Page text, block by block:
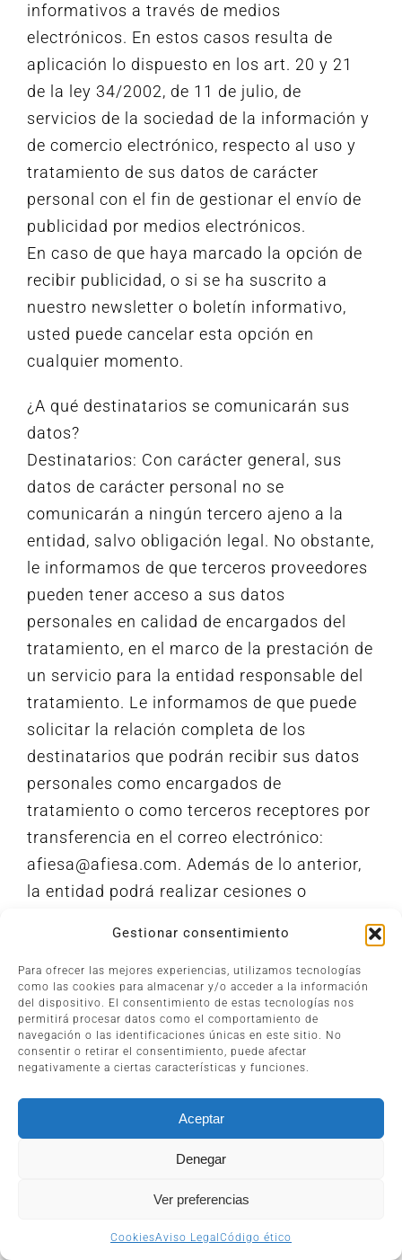
Gestionar consentimiento
Para ofrecer las mejores experiencias, utilizamos tecnologías
como las cookies para almacenar y/o acceder a la información
del dispositivo. El consentimiento de estas tecnologías nos
permitirá procesar datos como el comportamiento de
navegación o las identificaciones únicas en este sitio. No
consentir o retirar el consentimiento, puede afectar
negativamente a ciertas características y funciones.
Aceptar
Denegar
Ver preferencias
CookiesAviso Legal Código ético
informativos a través de medios
electrónicos. En estos casos resulta de
aplicación lo dispuesto en los art. 20 y 21
de la ley 34/2002, de 11 de julio, de
servicios de la sociedad de la información y
de comercio electrónico, respecto al uso y
tratamiento de sus datos de carácter
personal con el fin de gestionar el envío de
publicidad por medios electrónicos.
En caso de que haya marcado la opción de
recibir publicidad, o si se ha suscrito a
nuestro newsletter o boletín informativo,
usted puede cancelar esta opción en
cualquier momento.
¿A qué destinatarios se comunicarán sus
datos?
Destinatarios: Con carácter general, sus
datos de carácter personal no se
comunicarán a ningún tercero ajeno a la
entidad, salvo obligación legal. No obstante,
le informamos de que terceros proveedores
pueden tener acceso a sus datos
personales en calidad de encargados del
tratamiento, en el marco de la prestación de
un servicio para la entidad responsable del
tratamiento. Le informamos de que puede
solicitar la relación completa de los
destinatarios que podrán recibir sus datos
personales como encargados de
tratamiento o como terceros receptores por
transferencia en el correo electrónico:
afiesa@afiesa.com. Además de lo anterior,
la entidad podrá realizar cesiones o
Administraciones Públicas en los casos que
así se requiera, de acuerdo con la
legislación vigente.
-Transferencias internacionales de datos:
a países de fuera del Espacio Económico
gestionadas por entidades que actúen en